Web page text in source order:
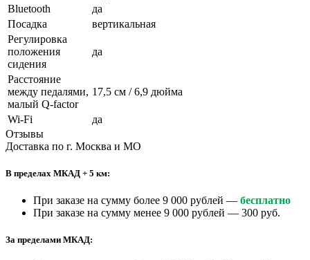
Bluetooth
да
Посадка
вертикальная
Регулировка
положения
сидения
да
Расстояние
между педалями,
малый Q-factor
17,5 см / 6,9 дюйма
Wi-Fi
да
Отзывы
Доставка по г. Москва и МО
В пределах МКАД + 5 км:
При заказе на сумму более 9 000 рублей — бесплатно
При заказе на сумму менее 9 000 рублей — 300 руб.
За пределами МКАД: